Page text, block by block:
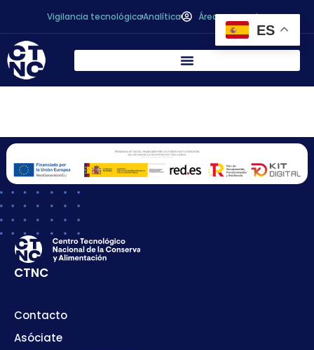
Vigilancia tecnológicaAnalítica Área personal
CTNC
Contacto
Asóciate
ES